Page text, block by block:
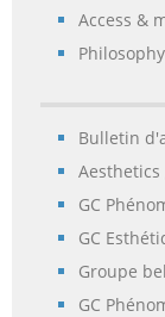
Access &
Bulletin
GC
GC
Groupe
GC